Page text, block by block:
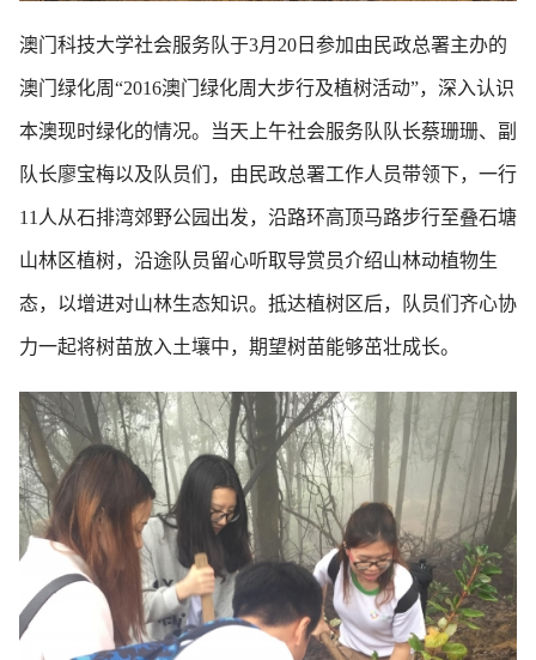
澳门科技大学社会服务队于3月20日参加由民政总署主办的
澳门绿化周“2016澳门绿化周大步行及植树活动”，深入认识
本澳现时绿化的情况。当天上午社会服务队队长蔡珊珊、副
队长廖宝梅以及队员们，由民政总署工作人员带领下，一行
11人从石排湾郊野公园出发，沿路环高顶马路步行至叠石塘
山林区植树，沿途队员留心听取导赏员介绍山林动植物生
态，以增进对山林生态知识。抵达植树区后，队员们齐心协
力一起将树苗放入土壤中，期望树苗能够茁壮成长。